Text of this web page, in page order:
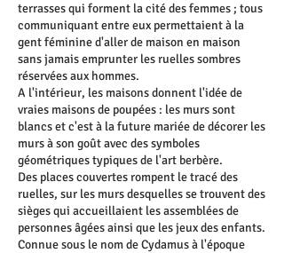
terrasses qui forment la cité des femmes ; tous
communiquant entre eux permettaient à la
gent féminine d'aller de maison en maison
sans jamais emprunter les ruelles sombres
réservées aux hommes.
A l'intérieur, les maisons donnent l'idée de
vraies maisons de poupées : les murs sont
blancs et c'est à la future mariée de décorer les
murs à son goût avec des symboles
géométriques typiques de l'art berbère.
Des places couvertes rompent le tracé des
ruelles, sur les murs desquelles se trouvent des
sièges qui accueillaient les assemblées de
personnes âgées ainsi que les jeux des enfants.
Connue sous le nom de Cydamus à l'époque